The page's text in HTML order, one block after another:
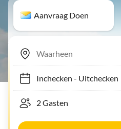
Aanvraag Doen
Inchecken- Uitchecken